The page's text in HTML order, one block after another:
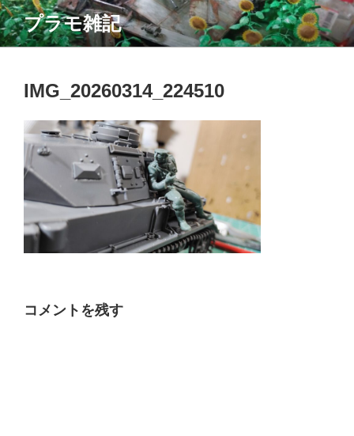
コ
ン
テ
プラモ雑記
IMG_20260314_224510
コメントを残す